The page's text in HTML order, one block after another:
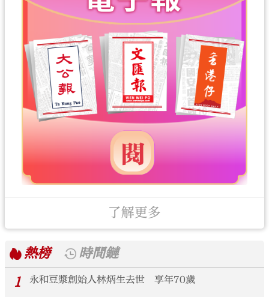
了解更多
熱榜
時間鏈
1
永和豆漿創始人林炳生去世 享年70歲